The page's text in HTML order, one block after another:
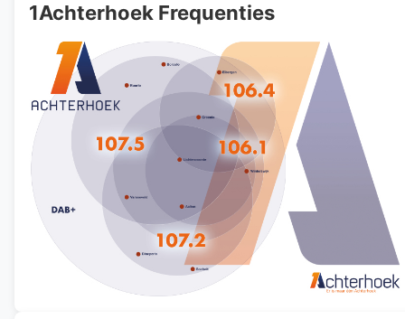
1Achterhoek Frequenties